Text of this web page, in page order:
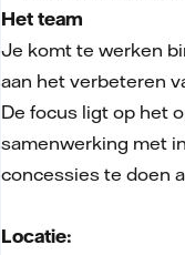
Het team
Je komt te werken
aan het verbeteren
De focus ligt op het
samenwerking met
concessies te doen
Locatie: